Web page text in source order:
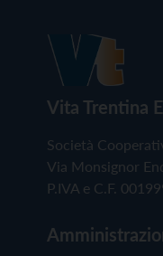
Vita Trentina
Società
Via Monsignor
P.IVA e C.F.